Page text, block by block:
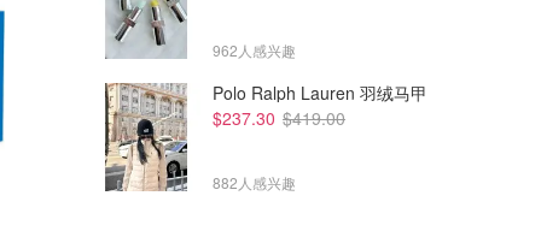
962人感兴趣
Polo Ralph Lauren 羽绒马甲
$237.30 $419.00
882人感兴趣